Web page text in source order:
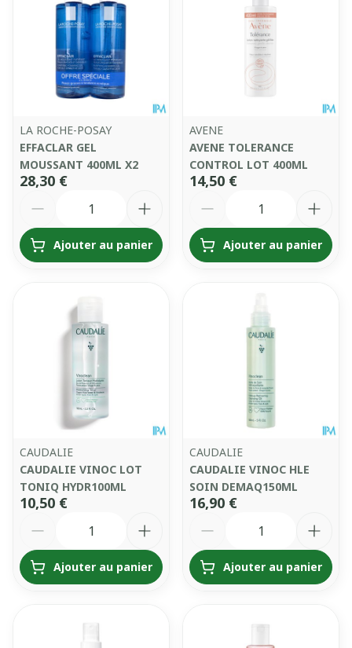
LA ROCHE-POSAY
EFFACLAR GEL
MOUSSANT 400ML X2
28,30 €
Ajouter au panier
AVENE
AVENE TOLERANCE
CONTROL LOT 400ML
14,50 €
Ajouter au panier
CAUDALIE
CAUDALIE VINOC LOT
TONIQ HYDR100ML
10,50 €
Ajouter au panier
CAUDALIE
CAUDALIE VINOC HLE
SOIN DEMAQ150ML
16,90 €
Ajouter au panier